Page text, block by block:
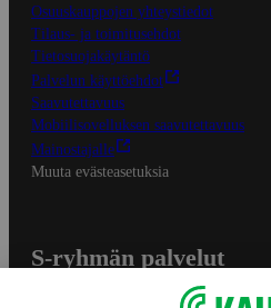
Osuuskauppojen yhteystiedot
Tilaus- ja toimitusehdot
Tietosuojakäytäntö
Palvelun käyttöehdot
Saavutettavuus
Mobiilisovelluksen saavutettavuus
Mainostajalle
Muuta evästeasetuksia
S-ryhmän palvelut